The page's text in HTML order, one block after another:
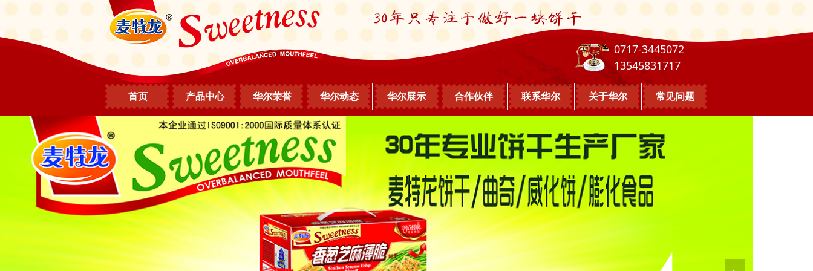
0717-3445072
13545831717
首页 产品中心 华尔荣誉 华尔动态 华尔展示 合作伙伴 联系华尔 关于华尔 常见问题